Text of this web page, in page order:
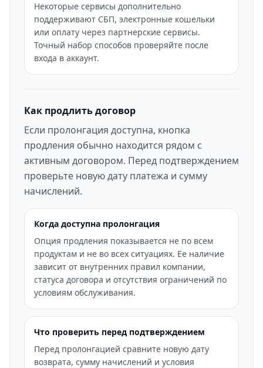
Некоторые сервисы дополнительно
поддерживают СБП, электронные кошельки
или оплату через партнерские сервисы.
Точный набор способов проверяйте после
входа в аккаунт.
Как продлить договор
Если пролонгация доступна, кнопка
продления обычно находится рядом с
активным договором. Перед подтверждением
проверьте новую дату платежа и сумму
начислений.
Когда доступна пролонгация
Опция продления показывается не по всем
продуктам и не во всех ситуациях. Ее наличие
зависит от внутренних правил компании,
статуса договора и отсутствия ограничений по
условиям обслуживания.
Что проверить перед подтверждением
Перед пролонгацией сравните новую дату
возврата, сумму начислений и условия